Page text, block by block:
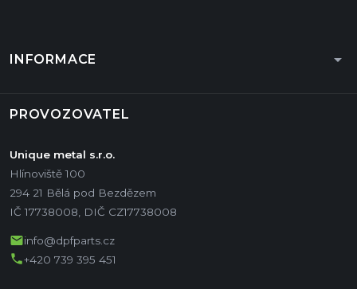
INFORMACE arrow_drop_down
PROVOZOVATEL
Unique metal s.r.o.
Hlínoviště 100
294 21 Bělá pod Bezdězem
IČ 17738008, DIČ CZ17738008
mailinfo@dpfparts.cz
phone+420 739 395 451